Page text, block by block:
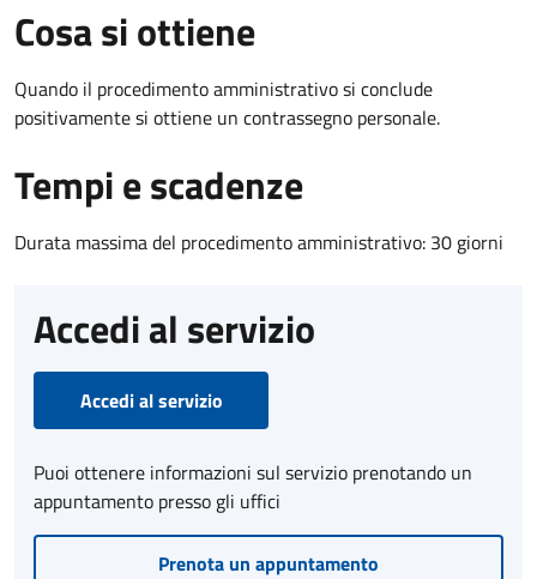
Cosa si ottiene
Quando il procedimento amministrativo si conclude
positivamente si ottiene un contrassegno personale.
Tempi e scadenze
Durata massima del procedimento amministrativo: 30 giorni
Accedi al servizio
Accedi al servizio
Puoi ottenere informazioni sul servizio prenotando un
appuntamento presso gli uffici
Prenota un appuntamento